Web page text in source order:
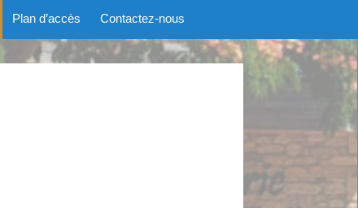
Plan d’accès Contactez-nous